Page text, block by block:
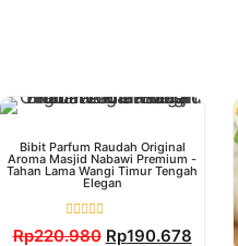
Bibit Parfum Raudah Original
Aroma Masjid Nabawi Premium -
Tahan Lama Wangi Timur Tengah
Elegan
Dinilai
0
Rp220.980 Rp190.678